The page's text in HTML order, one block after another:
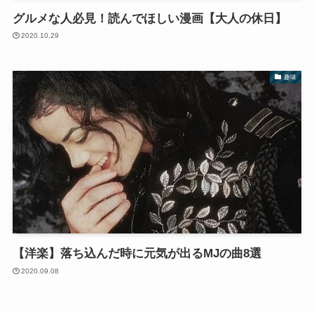
グルメな人必見！読んでほしい漫画【大人の休日】
2020.10.29
趣味
【洋楽】落ち込んだ時に元気が出るMJの曲8選
2020.09.08